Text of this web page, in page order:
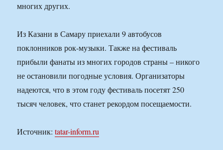
многих других.
Из Казани в Самару приехали 9 автобусов
поклонников рок-музыки. Также на фестиваль
прибыли фанаты из многих городов страны – никого
не остановили погодные условия. Организаторы
надеются, что в этом году фестиваль посетят 250
тысяч человек, что станет рекордом посещаемости.
Источник:tatar-inform.ru